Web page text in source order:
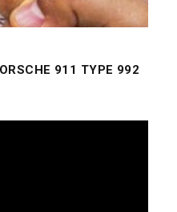
911 TYPE 992